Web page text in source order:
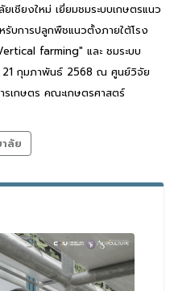
เชียงใหม่ เยี่ยมชมระบบเกษตรแนว
รับการปลูกพืชแนวตั้งภายใต้โรง
farming" และ ชมระบบ
21 กุมภาพันธ์ 2568 ณ ศูนย์วิจัย
เกษตร คณะเกษตรศาสตร์
ลัย